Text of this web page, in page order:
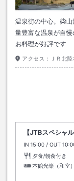
温泉街の中心。柴
量豊富な温泉が自
お料理が好評です
アクセス： ＪＲ北
【JTBスペシャ
IN チェックイン
15:00 / OUT チェ
夕食/朝食付き
本館光楽（和室